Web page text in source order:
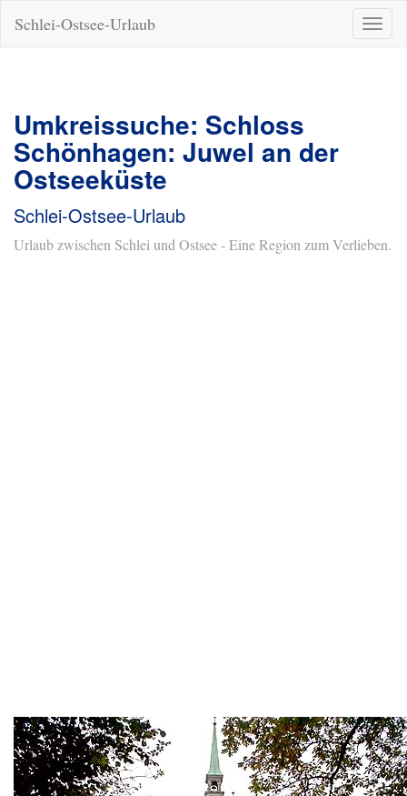
ein-/
Schlei-Ostsee-Urlaub
Umkreissuche: Schloss
Schönhagen: Juwel an der
Ostseeküste
Schlei-Ostsee-Urlaub
Urlaub zwischen Schlei und Ostsee - Eine Region zum Verlieben.